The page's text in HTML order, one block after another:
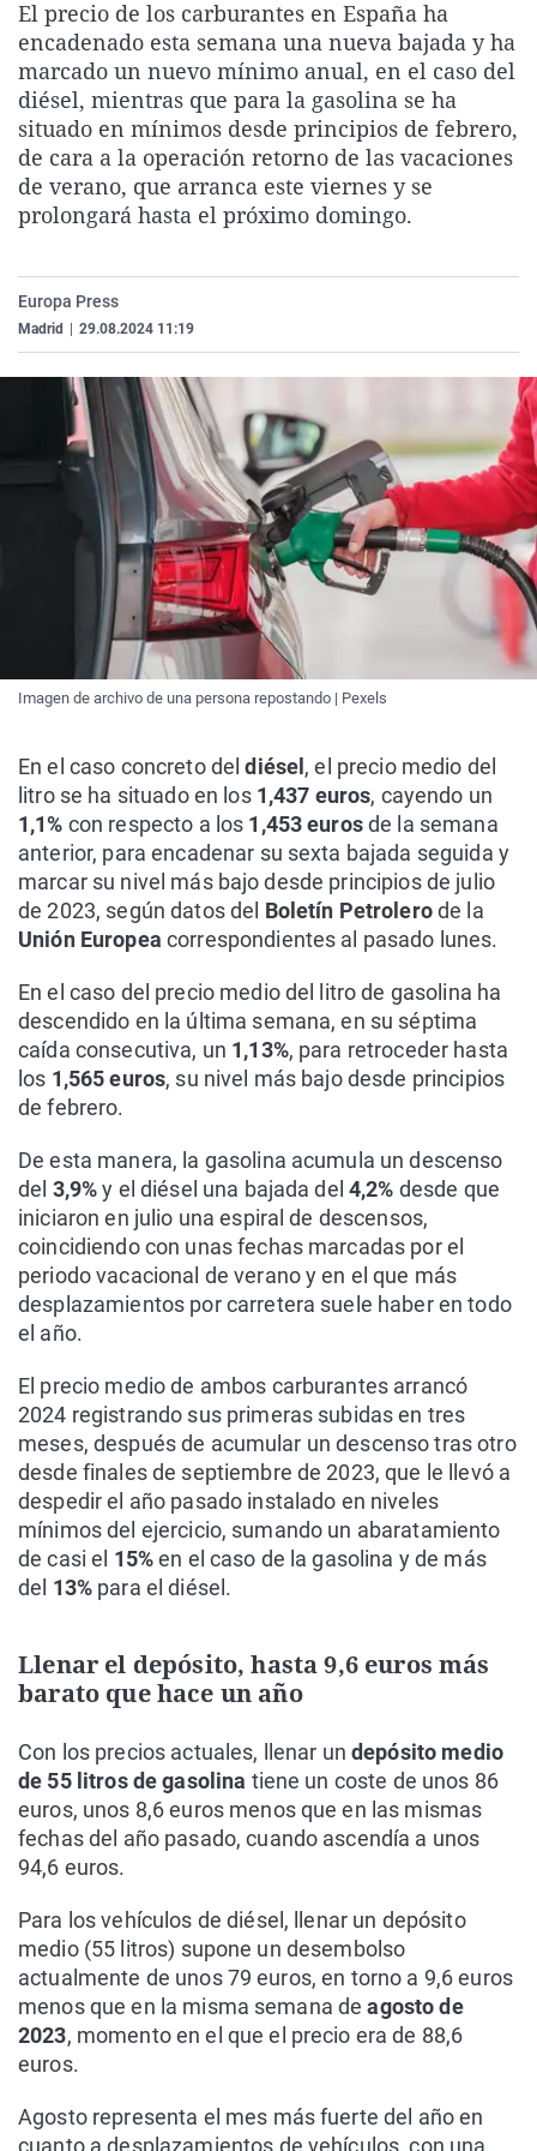
La rosa de los vientos
Gente viajera
Como el perro y el
Caso
Retornados
Equipo de
Operación Viuda
Extremadura
Galicia
La Rioja
Navarra
País Vasco
Virales
Televisión
Elecciones
El precio de los carburantes en España ha
encadenado esta semana una nueva bajada y ha
marcado un nuevo mínimo anual, en el caso del
diésel, mientras que para la gasolina se ha
situado en mínimos desde principios de febrero,
de cara a la operación retorno de las vacaciones
de verano, que arranca este viernes y se
prolongará hasta el próximo domingo.
Europa Press
Madrid 29.08.2024 11:19
Imagen de archivo de una persona repostando | Pexels
En el caso concreto del diésel , el precio medio del
litro se ha situado en los 1,437 euros, cayendo un
1,1% con respecto a los 1,453 eurosde la semana
anterior, para encadenar su sexta bajada seguida y
marcar su nivel más bajo desde principios de julio
de 2023, según datos del Boletín Petrolerode la
Unión Europea correspondientes al pasado lunes.
En el caso del precio medio del litro de gasolina ha
descendido en la última semana, en su séptima
caída consecutiva, un 1,13%, para retroceder hasta
los 1,565 euros, su nivel más bajo desde principios
de febrero.
De esta manera, la gasolina acumula un descenso
del 3,9%y el diésel una bajada del4,2% desde que
iniciaron en julio una espiral de descensos,
coincidiendo con unas fechas marcadas por el
periodo vacacional de verano y en el que más
desplazamientos por carretera suele haber en todo
el año.
El precio medio de ambos carburantes arrancó
2024 registrando sus primeras subidas en tres
meses, después de acumular un descenso tras otro
desde finales de septiembre de 2023, que le llevó a
despedir el año pasado instalado en niveles
mínimos del ejercicio, sumando un abaratamiento
de casi el 15%en el caso de la gasolina y de más
del 13%para el diésel.
Llenar el depósito, hasta 9,6 euros más
barato que hace un año
Con los precios actuales, llenar undepósito medio
de 55 litros de gasolina tiene un coste de unos 86
euros, unos 8,6 euros menos que en las mismas
fechas del año pasado, cuando ascendía a unos
94,6 euros.
Para los vehículos de diésel, llenar un depósito
medio (55 litros) supone un desembolso
actualmente de unos 79 euros, en torno a 9,6 euros
menos que en la misma semana deagosto de
2023, momento en el que el precio era de 88,6
euros.
Agosto representa el mes más fuerte del año en
cuanto a desplazamientos de vehículos, con una